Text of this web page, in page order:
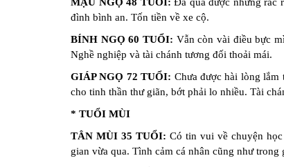
đình bình an. Tốn tiền về xe cộ.
BÍNH NGỌ 60 TUỔI: Vẫn còn vài điều bực
Nghề nghiệp và tài chánh tương đối thoải mái.
GIÁP NGỌ 72 TUỔI: Chưa được hài lòng lắm
cho tinh thần thư giãn, bớt phải lo nhiều. Tài
* TUỔI MÙI
TÂN MÙI 35 TUỔI: Có tin vui về chuyện
gian vừa qua. Tình cảm cá nhân cũng như trong